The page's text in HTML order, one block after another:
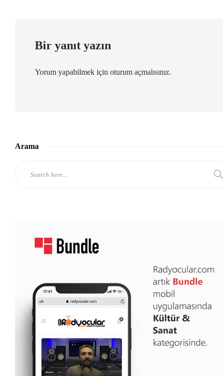
Bir yanıt yazın
Yorum yapabilmek için oturum açmalısınız.
Arama